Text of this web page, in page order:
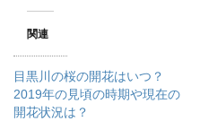
T
i
t
e
r
で
共
有
す
る
に
は
関連
目黒川の桜の開花はいつ？
2019年の見頃の時期や現在の
開花状況は？